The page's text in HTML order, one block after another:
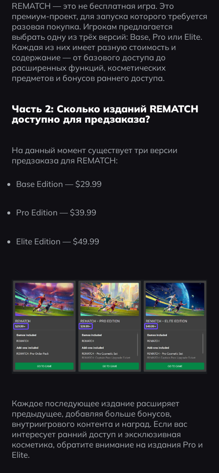
REMATCH — это не бесплатная игра. Это
премиум-проект, для запуска которого требуется
разовая покупка. Игрокам предлагается
выбрать одну из трёх версий: Base, Pro или Elite.
Каждая из них имеет разную стоимость и
содержание — от базового доступа до
расширенных функций, косметических
предметов и бонусов раннего доступа.
Часть 2: Сколько изданий REMATCH
доступно для предзаказа?
На данный момент существует три версии
предзаказа для REMATCH:
Base Edition — $29.99
Pro Edition — $39.99
Elite Edition — $49.99
Каждое последующее издание расширяет
предыдущее, добавляя больше бонусов,
внутриигрового контента и наград. Если вас
интересует ранний доступ и эксклюзивная
косметика, обратите внимание на издания Pro и
Elite.